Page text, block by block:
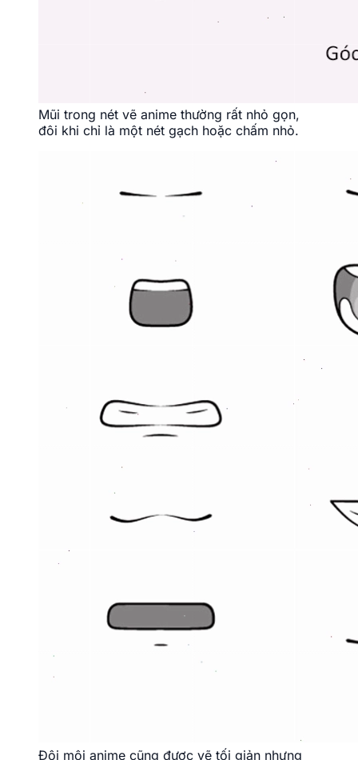
Mũi trong nét vẽ anime thường rất nhỏ gọn,
đôi khi chỉ là một nét gạch hoặc chấm nhỏ.
Đôi môi anime cũng được vẽ tối giản nhưng